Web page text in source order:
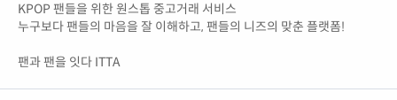
KPOP 팬들을 위한 원스톱 중고거래 서비스
누구보다 팬들의 마음을 잘 이해하고, 팬들의 니즈의 맞춘 플랫폼!
팬과 팬을 잇다 ITTA